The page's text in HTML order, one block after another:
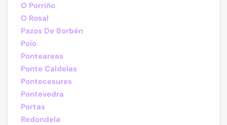
O Porriño
O Rosal
Pazos De Borbén
Poio
Ponteareas
Ponte Caldelas
Pontecesures
Pontevedra
Portas
Redondela